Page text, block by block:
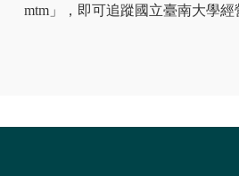
mtm」，即可追蹤國立臺南大學經